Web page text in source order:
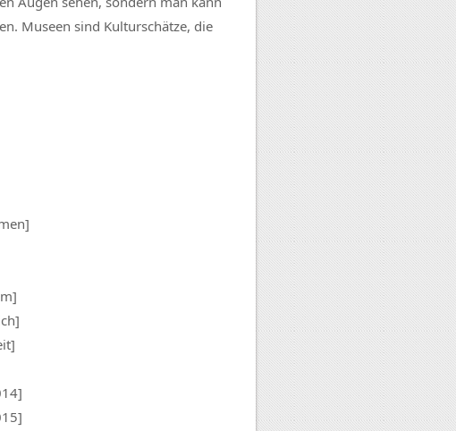
Museen sind Kulturschätze, die